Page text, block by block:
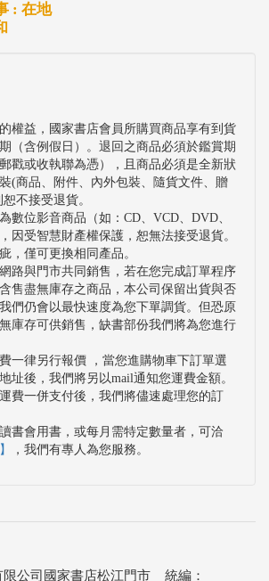
: 在地
權益，國家書店會員所購買商品享有到貨
（含例假日）。退回之商品必須於鑑賞期
戳或收執聯為憑），且商品必須是全新狀
(商品、附件、內外包裝、隨貨文件、贈
不接受退貨。
數位影音商品（如：CD、VCD、DVD、
因受智慧財產權保護，恕無法接受退貨。
，僅可更換相同產品。
路與門市共同銷售，若在您完成訂單程序
售盡無庫存之商品，本公司保留出貨與否
們仍會以最快速度為您下單調貨。但恐原
庫存可供銷售，缺書部份我們將為您進行
一律另行報價 ，當您進購物車下訂單選
址後，我們將另以mail通知您運費金額。
費一併支付後，我們將儘速處理您的訂
書會用書，或每月需特定數量者，可洽
，我們有專人為您服務。
限公司國家書店松江門市 統編：